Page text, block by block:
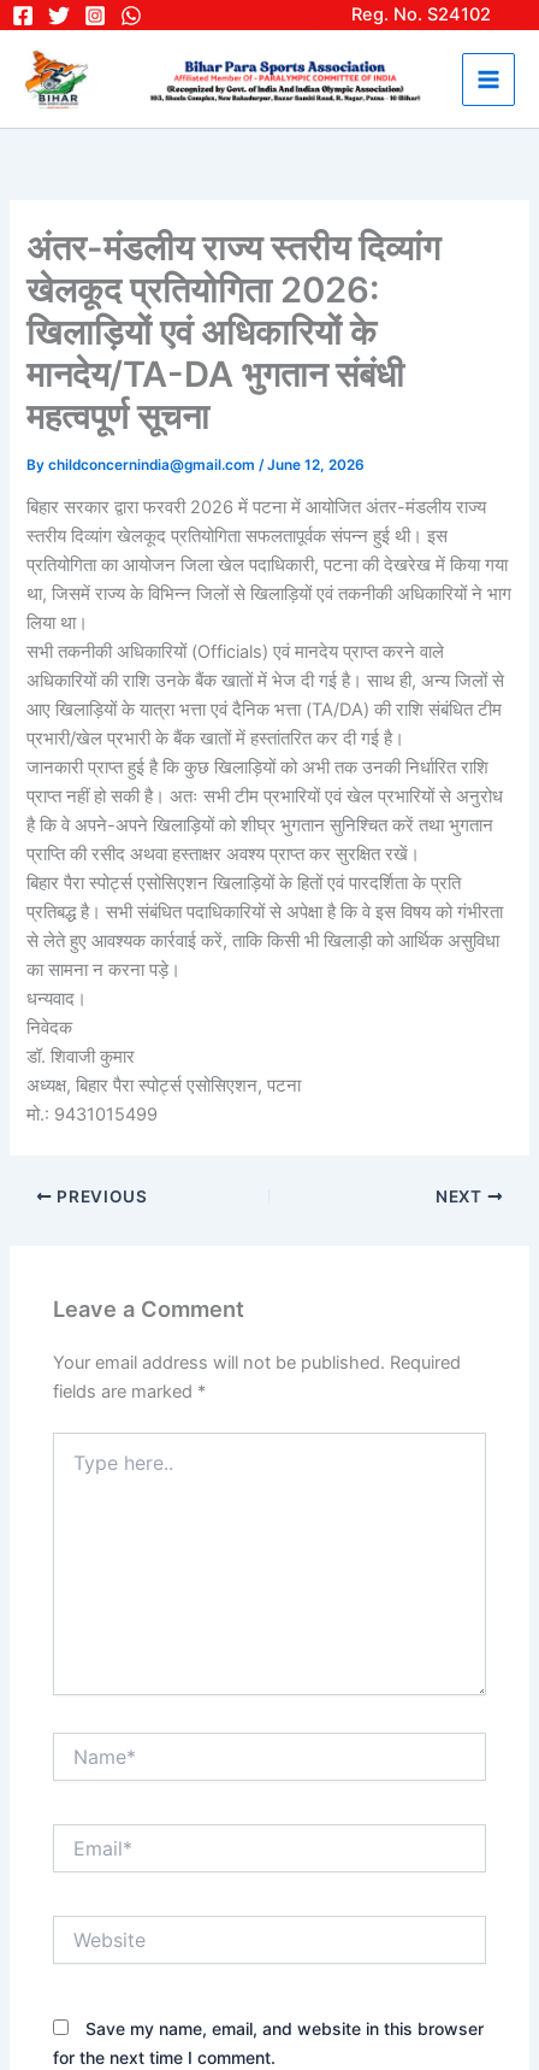
Skip
content
Reg. No. S24102
अंतर-मंडलीय राज्य स्तरीय दिव्यांग
खेलकूद प्रतियोगिता 2026:
खिलाड़ियों एवं अधिकारियों के
मानदेय/TA-DA भुगतान संबंधी
महत्वपूर्ण सूचना
Bychildconcernindia@gmail.com /June 12, 2026
बिहार सरकार द्वारा फरवरी 2026 में पटना में आयोजित अंतर-मंडलीय राज्य
स्तरीय दिव्यांग खेलकूद प्रतियोगिता सफलतापूर्वक संपन्न हुई थी। इस
प्रतियोगिता का आयोजन जिला खेल पदाधिकारी, पटना की देखरेख में किया गया
था, जिसमें राज्य के विभिन्न जिलों से खिलाड़ियों एवं तकनीकी अधिकारियों ने भाग
लिया था।
सभी तकनीकी अधिकारियों (Officials) एवं मानदेय प्राप्त करने वाले
अधिकारियों की राशि उनके बैंक खातों में भेज दी गई है। साथ ही, अन्य जिलों से
आए खिलाड़ियों के यात्रा भत्ता एवं दैनिक भत्ता (TA/DA) की राशि संबंधित टीम
प्रभारी/खेल प्रभारी के बैंक खातों में हस्तांतरित कर दी गई है।
जानकारी प्राप्त हुई है कि कुछ खिलाड़ियों को अभी तक उनकी निर्धारित राशि
प्राप्त नहीं हो सकी है। अतः सभी टीम प्रभारियों एवं खेल प्रभारियों से अनुरोध
है कि वे अपने-अपने खिलाड़ियों को शीघ्र भुगतान सुनिश्चित करें तथा भुगतान
प्राप्ति की रसीद अथवा हस्ताक्षर अवश्य प्राप्त कर सुरक्षित रखें।
बिहार पैरा स्पोर्ट्स एसोसिएशन खिलाड़ियों के हितों एवं पारदर्शिता के प्रति
प्रतिबद्ध है। सभी संबंधित पदाधिकारियों से अपेक्षा है कि वे इस विषय को गंभीरता
से लेते हुए आवश्यक कार्रवाई करें, ताकि किसी भी खिलाड़ी को आर्थिक असुविधा
का सामना न करना पड़े।
धन्यवाद।
निवेदक
डॉ. शिवाजी कुमार
अध्यक्ष, बिहार पैरा स्पोर्ट्स एसोसिएशन, पटना
मो.: 9431015499
PREVIOUS NEXT
Leave a Comment
Your email address will not be published. Required
fields are marked *
here..
Save my name, email, and website in this browser
for the next time I comment.